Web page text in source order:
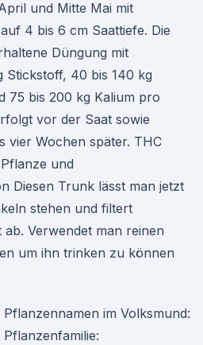
und Mitte Mai mit
4 bis 6 cm Saattiefe. Die
Düngung mit
Stickstoff, 40 bis 140 kg
75 bis 200 kg Kalium pro
vor der Saat sowie
vier Wochen später. THC
und
Diesen Trunk lässt man jetzt
stehen und filtert
Verwendet man reinen
um ihn trinken zu können
Pflanzennamen im Volksmund: